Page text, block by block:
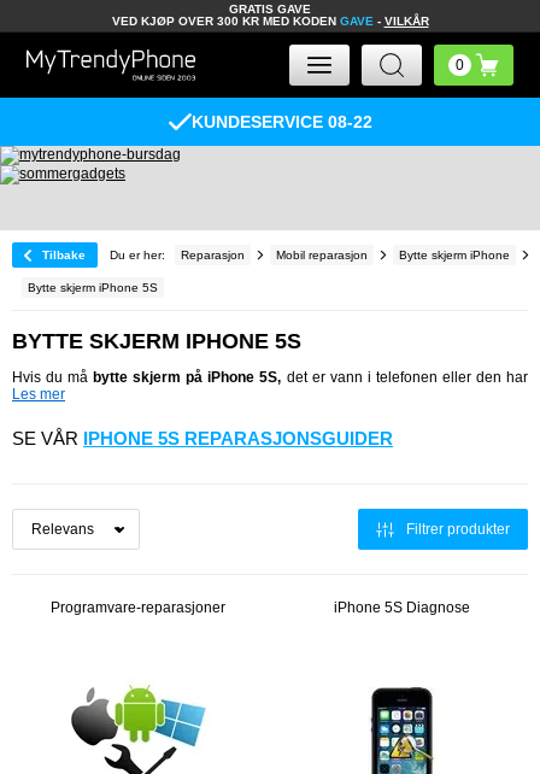
GRATIS GAVE
VED KJØP OVER 300 KR MED KODEN GAVE - VILKÅR
KUNDESERVICE 08-22
Tilbake Du er her: Reparasjon Mobil reparasjon Bytte skjerm iPhone
Bytte skjerm iPhone 5S
BYTTE SKJERM IPHONE 5S
Hvis du må bytte skjerm på iPhone 5S, det er vann i telefonen eller den har
Les mer
SE VÅR IPHONE 5S REPARASJONSGUIDER
Filtrer produkter
Programvare-reparasjoner iPhone 5S Diagnose